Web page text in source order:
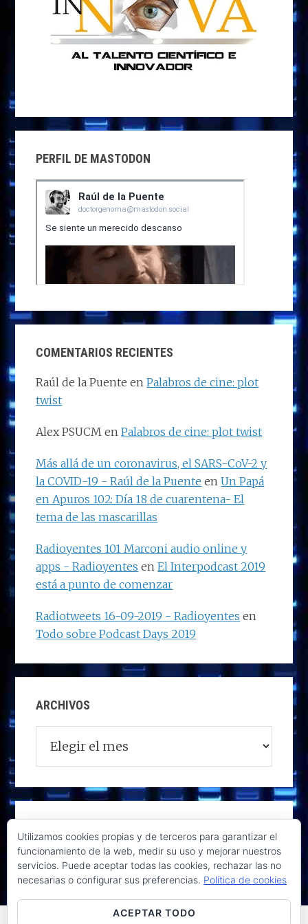
PERFIL DE MASTODON
COMENTARIOS RECIENTES
Raúl de la Puente enPalabros de cine: plot
twist
Alex PSUCM enPalabros de cine: plot twist
Más allá de un coronavirus, el SARS-CoV-2 y
la COVID-19 - Raúl de la Puente enUn Papá
en Apuros 102: Día 18 de cuarentena- El
tema de las mascarillas
Radioyentes 101 Marconi audio online y
apps - Radioyentes enEl Interpodcast 2019
está a punto de comenzar
Radiotweets 16-09-2019 - Radioyentes en
Todo sobre Podcast Days 2019
ARCHIVOS
Utilizamos cookies propias y de terceros para garantizar el
funcionamiento de la web, medir su uso y mejorar nuestros
servicios. Puede aceptar todas las cookies, rechazar las no
necesarias o configurar sus preferencias. Política de cookies
ACEPTAR TODO